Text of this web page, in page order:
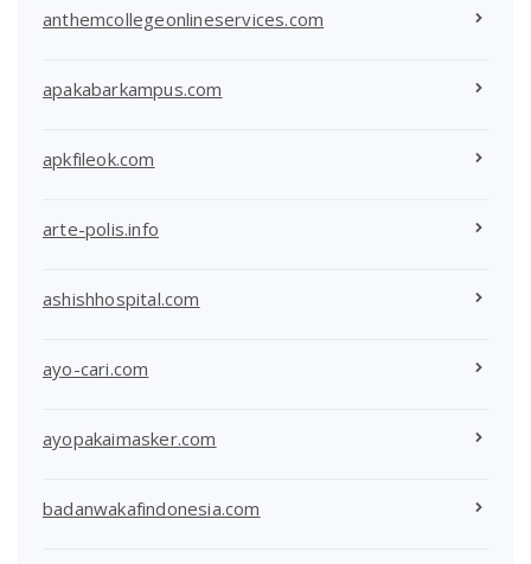
anthemcollegeonlineservices.com
apakabarkampus.com
apkfileok.com
arte-polis.info
ashishhospital.com
ayo-cari.com
ayopakaimasker.com
badanwakafindonesia.com